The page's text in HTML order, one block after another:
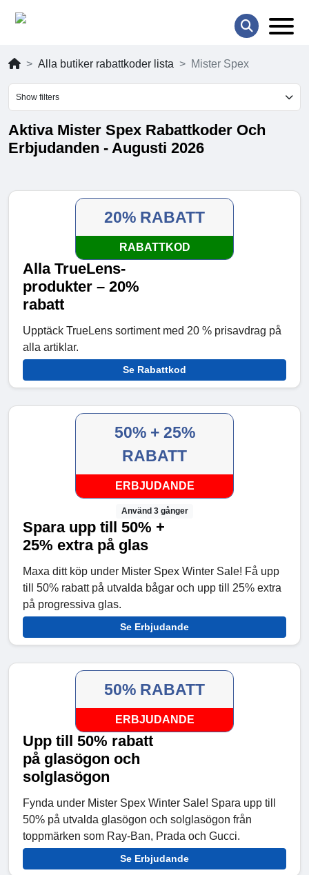
Alla butiker rabattkoder lista Mister Spex
Show filters
Aktiva Mister Spex Rabattkoder Och
Erbjudanden - Augusti 2026
20% RABATT
RABATTKOD
Alla TrueLens-
produkter – 20%
rabatt
Upptäck TrueLens sortiment med 20 % prisavdrag på
alla artiklar.
Se Rabattkod
50% + 25%
RABATT
ERBJUDANDE
Använd 3 gånger
Spara upp till 50% +
25% extra på glas
Maxa ditt köp under Mister Spex Winter Sale! Få upp
till 50% rabatt på utvalda bågar och upp till 25% extra
på progressiva glas.
Se Erbjudande
50% RABATT
ERBJUDANDE
Upp till 50% rabatt
på glasögon och
solglasögon
Fynda under Mister Spex Winter Sale! Spara upp till
50% på utvalda glasögon och solglasögon från
toppmärken som Ray-Ban, Prada och Gucci.
Se Erbjudande